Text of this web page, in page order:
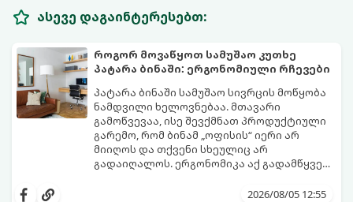
ასევე დაგაინტერესებთ:
როგორ მოვაწყოთ სამუშაო კუთხე
პატარა ბინაში: ერგონომიული რჩევები
პატარა ბინაში სამუშაო სივრცის მოწყობა
ნამდვილი ხელოვნებაა. მთავარი
გამოწვევაა, ისე შევქმნათ პროდუქტიული
გარემო, რომ ბინამ „ოფისის“ იერი არ
მიიღოს და თქვენი სხეულიც არ
გადაიღალოს. ერგონომიკა აქ გადამწყვეტ
2026/08/05 12:55